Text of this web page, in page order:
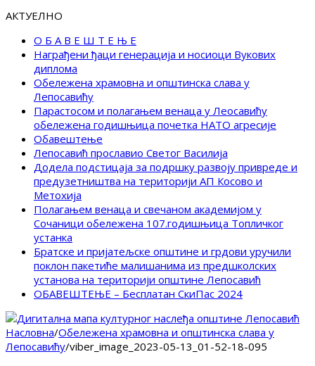
АКТУЕЛНО
О Б А В Е Ш Т Е Њ Е
Награђени ђаци генерација и носиоци Вукових
диплома
Обележена храмовна и општинска слава у
Лепосавићу
Парастосом и полагањем венаца у Леосавићу
обележена годишњица почетка НАТО агресије
Обавештење
Лепосавић прославио Светог Василија
Додела подстицаја за подршку развоју привреде и
предузетништва на територији АП Косово и
Метохија
Полагањем венаца и свечаном академијом у
Сочаници обележена 107.годишњица Топличког
устанка
Братске и пријатељске општине и грдови уручили
поклон пакетиће малишанима из предшколских
установа на територији општине Лепосавић
ОБАВЕШТЕЊЕ – Бесплатан СкиПас 2024
Насловна/Обележена храмовна и општинска слава у
Лепосавићу/viber_image_2023-05-13_01-52-18-095